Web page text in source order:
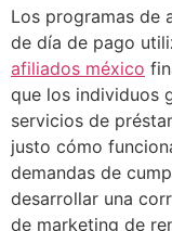
Los programas de
de día de pago
afiliados méxico
que los individuos
servicios de
justo cómo
demandas de
desarrollar una
de marketing de